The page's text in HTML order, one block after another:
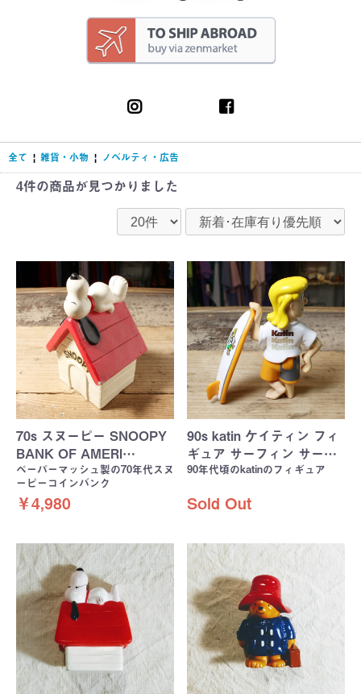
全て | 雑貨・小物 | ノベルティ・広告
4件の商品が見つかりました
70s スヌーピー SNOOPY
BANK OF AMERI…
ペーパーマッシュ製の70年代スヌ
ーピーコインバンク
￥4,980
90s katin ケイティン フィ
ギュア サーフィン サー…
90年代頃のkatinのフィギュア
Sold Out